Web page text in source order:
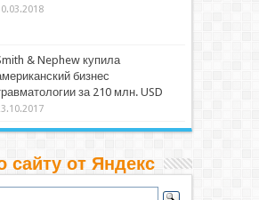
& Nephew купила
бизнес
за 210 млн. USD
сайту от Яндекс